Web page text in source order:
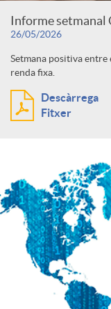
Informe setmanal
26/05/2026
Setmana positiva
renda fixa.
Descàrrega
Fitxer